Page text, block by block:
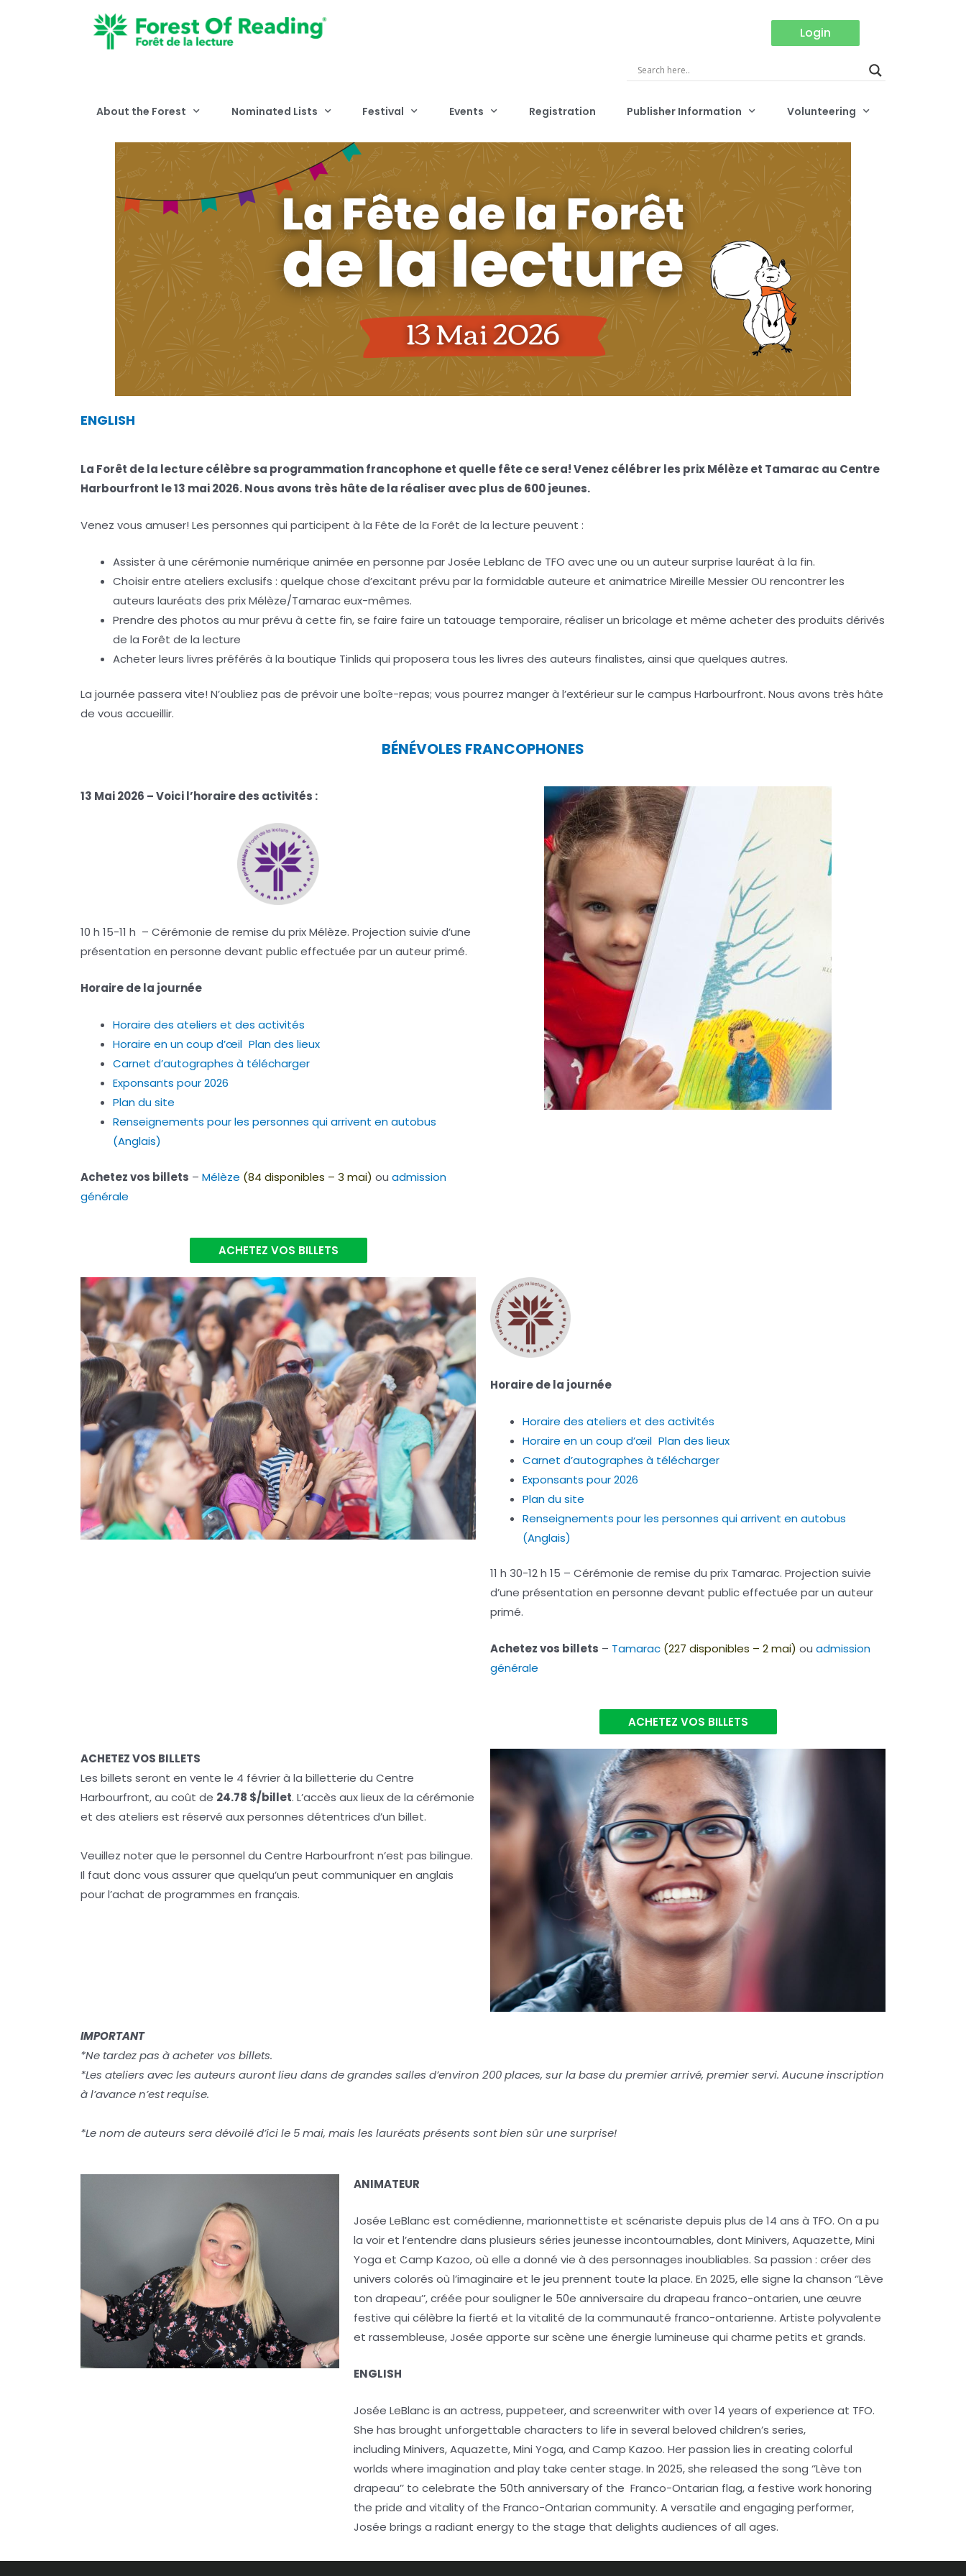
Login
About the Forest Nominated Lists Festival Events Registration Publisher Information Volunteering
ENGLISH
La Forêt de la lecture célèbre sa programmation francophone et quelle fête ce sera! Venez célébrer les prix Mélèze et Tamarac au Centre
Harbourfront le 13 mai 2026. Nous avons très hâte de la réaliser avec plus de 600 jeunes.
Venez vous amuser! Les personnes qui participent à la Fête de la Forêt de la lecture peuvent :
Assister à une cérémonie numérique animée en personne par Josée Leblanc de TFO avec une ou un auteur surprise lauréat à la fin.
Choisir entre ateliers exclusifs : quelque chose d’excitant prévu par la formidable auteure et animatrice Mireille Messier OU rencontrer les
auteurs lauréats des prix Mélèze/Tamarac eux-mêmes.
Prendre des photos au mur prévu à cette fin, se faire faire un tatouage temporaire, réaliser un bricolage et même acheter des produits dérivés
de la Forêt de la lecture
Acheter leurs livres préférés à la boutique Tinlids qui proposera tous les livres des auteurs finalistes, ainsi que quelques autres.
La journée passera vite! N’oubliez pas de prévoir une boîte-repas; vous pourrez manger à l’extérieur sur le campus Harbourfront. Nous avons très hâte
de vous accueillir.
BÉNÉVOLES FRANCOPHONES
13 Mai 2026 – Voici l’horaire des activités :
10 h 15-11 h – Cérémonie de remise du prix Mélèze. Projection suivie d’une
présentation en personne devant public effectuée par un auteur primé.
Horaire de la journée
Horaire des ateliers et des activités
Horaire en un coup d’œil Plan des lieux
Carnet d’autographes à télécharger
Exponsants pour 2026
Plan du site
Renseignements pour les personnes qui arrivent en autobus
(Anglais)
Achetez vos billets – Mélèze (84 disponibles – 3 mai) ou admission
générale
ACHETEZ VOS BILLETS
Horaire de la journée
Horaire des ateliers et des activités
Horaire en un coup d’œil Plan des lieux
Carnet d’autographes à télécharger
Exponsants pour 2026
Plan du site
Renseignements pour les personnes qui arrivent en autobus
(Anglais)
11 h 30-12 h 15 – Cérémonie de remise du prix Tamarac. Projection suivie
d’une présentation en personne devant public effectuée par un auteur
primé.
Achetez vos billets – Tamarac (227 disponibles – 2 mai) ou admission
générale
ACHETEZ VOS BILLETS
ACHETEZ VOS BILLETS
Les billets seront en vente le 4 février à la billetterie du Centre
Harbourfront, au coût de 24.78 $/billet. L’accès aux lieux de la cérémonie
et des ateliers est réservé aux personnes détentrices d’un billet.
Veuillez noter que le personnel du Centre Harbourfront n’est pas bilingue.
Il faut donc vous assurer que quelqu’un peut communiquer en anglais
pour l’achat de programmes en français.
IMPORTANT
*Ne tardez pas à acheter vos billets.
*Les ateliers avec les auteurs auront lieu dans de grandes salles d’environ 200 places, sur la base du premier arrivé, premier servi. Aucune inscription
à l’avance n’est requise.
*Le nom de auteurs sera dévoilé d’ici le 5 mai, mais les lauréats présents sont bien sûr une surprise!
ANIMATEUR
Josée LeBlancest comédienne, marionnettiste et scénariste depuis plus de 14 ans à TFO. On a pu
la voir et l’entendre dans plusieurs séries jeunesse incontournables, dont Minivers, Aquazette, Mini
Yoga et Camp Kazoo, où elle a donné vie à des personnages inoubliables. Sa passion : créer des
univers colorés où l’imaginaire et le jeu prennent toute la place. En 2025, elle signe la chanson ‘’Lève
ton drapeau’’, créée pour souligner le 50e anniversaire du drapeau franco-ontarien, une œuvre
festive qui célèbre la fierté et la vitalité de la communauté franco-ontarienne. Artiste polyvalente
et rassembleuse, Josée apporte sur scène une énergie lumineuse qui charme petits et grands.
ENGLISH
Josée LeBlanc is an actress, puppeteer, and screenwriter with over 14 years of experience at TFO.
She has brought unforgettable characters to life in several beloved children’s series,
including Minivers, Aquazette, Mini Yoga, and Camp Kazoo. Her passion lies in creating colorful
worlds where imagination and play take center stage. In 2025, she released the song ‘’Lève ton
drapeau’’ to celebrate the 50th anniversary of the Franco-Ontarian flag, a festive work honoring
the pride and vitality of the Franco-Ontarian community. A versatile and engaging performer,
Josée brings a radiant energy to the stage that delights audiences of all ages.